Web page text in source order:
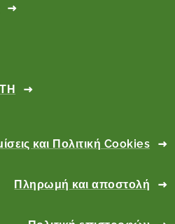
και Πολιτική Cookies
Πληρωμή και αποστολή